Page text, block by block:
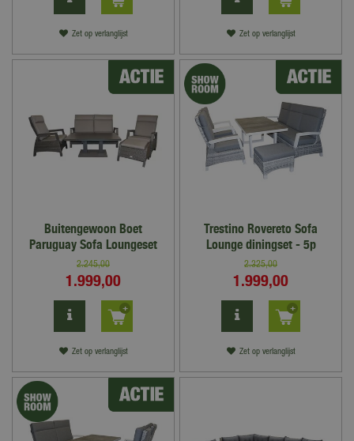
Zet op verlanglijst Zet op verlanglijst
Buitengewoon Boet
Paruguay Sofa Loungeset
2.245,00
1.999,00
Zet op verlanglijst
Trestino Rovereto Sofa
Lounge diningset - 5p
2.325,00
1.999,00
Zet op verlanglijst